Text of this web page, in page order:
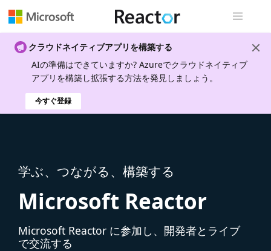
クラウドネイティブアプリを構築する
AIの準備はできていますか? Azureでクラウドネイティブ
アプリを構築し拡張する方法を発見しましょう。
今すぐ登録
学ぶ、つながる、構築する
Microsoft Reactor
Microsoft Reactor に参加し、開発者とライブ
で交流する